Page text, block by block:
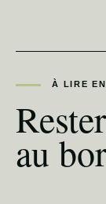
À LIRE
au